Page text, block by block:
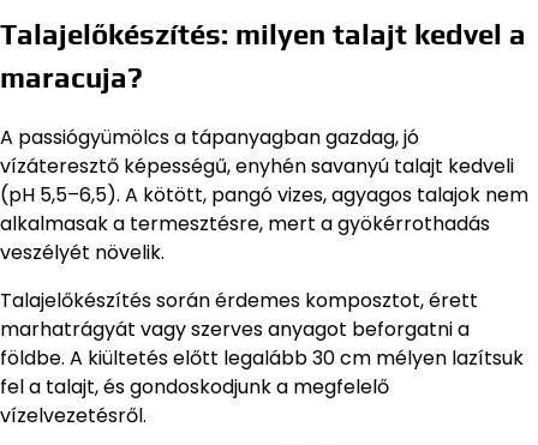
Talajelőkészítés: milyen talajt kedvel a
maracuja?
A passiógyümölcs a tápanyagban gazdag, jó
vízáteresztő képességű, enyhén savanyú talajt kedveli
(pH 5,5–6,5). A kötött, pangó vizes, agyagos talajok nem
alkalmasak a termesztésre, mert a gyökérrothadás
veszélyét növelik.
Talajelőkészítés során érdemes komposztot, érett
marhatrágyát vagy szerves anyagot beforgatni a
földbe. A kiültetés előtt legalább 30 cm mélyen lazítsuk
fel a talajt, és gondoskodjunk a megfelelő
vízelvezetésről.